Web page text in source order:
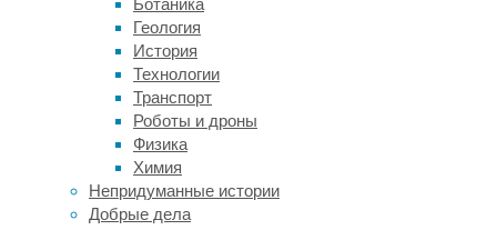
Ботаника
Геология
История
Технологии
Транспорт
Роботы и дроны
Физика
Химия
Непридуманные истории
Добрые дела
домены
CD28
CD3-
дзета,
необходимые
для
активации
и выживания
Т-